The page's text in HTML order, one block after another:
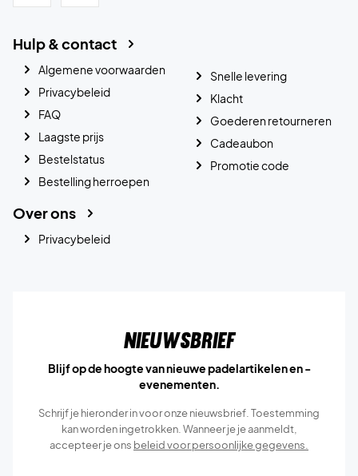
Hulp & contact
Algemene voorwaarden
Privacybeleid
FAQ
Laagste prijs
Bestelstatus
Bestelling herroepen
Snelle levering
Klacht
Goederen retourneren
Cadeaubon
Promotie code
Over ons
Privacybeleid
Nieuwsbrief
Blijf op de hoogte van nieuwe padelartikelen en -
evenementen.
Schrijf je hieronder in voor onze nieuwsbrief. Toestemming
kan worden ingetrokken. Wanneer je je aanmeldt,
accepteer je ons beleid voor persoonlijke gegevens.